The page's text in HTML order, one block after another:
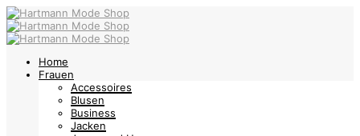
Home
Frauen
Accessoires
Blusen
Business
Jacken